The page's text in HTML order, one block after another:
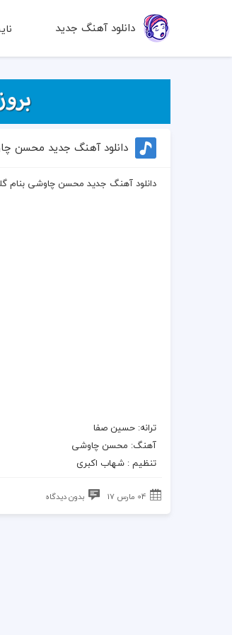
دانلود آهنگ جدید
دانلود آهنگ جدید محسن
دانلود آهنگ جدید محسن چاوشی بنام
ترانه: حسین صفا
آهنگ: محسن چاوشی
تنظیم : شهاب اکبرى
04 مارس 17 بدون دیدگاه